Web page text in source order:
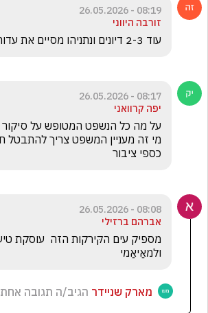
08:19 - 26.05.2026
זורבה היווני
עוד 2-3 דיונים ונתניהו מסיים את עדותו במשפט
08:17 - 26.05.2026
יפה קרוואני
כספי ציבור
08:08 - 26.05.2026
אברהם ברזילי
ולמאַיאַמי
מארק שניידר הגיב/ה תגובה אחת